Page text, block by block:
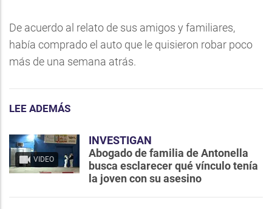
De acuerdo al relato de sus amigos y familiares,
había comprado el auto que le quisieron robar poco
más de una semana atrás.
LEE ADEMÁS
VIDEO
INVESTIGAN
Abogado de familia de Antonella
busca esclarecer qué vínculo tenía
la joven con su asesino